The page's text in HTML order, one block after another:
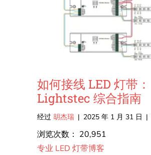
如何接线 LED 灯带：
Lightstec 综合指南
经过 胡杰瑞 | 2025 年 1 月 31 日 |
浏览次数： 20,951
专业 LED 灯带博客